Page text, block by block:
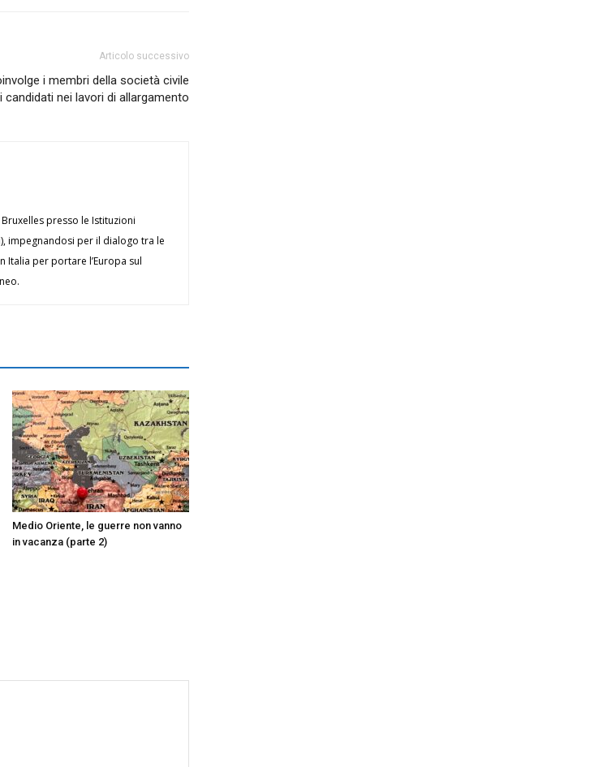
Articolo successivo
i membri della società civile
candidati nei lavori di allargamento
presso le Istituzioni
impegnandosi per il dialogo tra le
Italia per portare l’Europa sul
Medio Oriente, le guerre non vanno
in vacanza (parte 2)